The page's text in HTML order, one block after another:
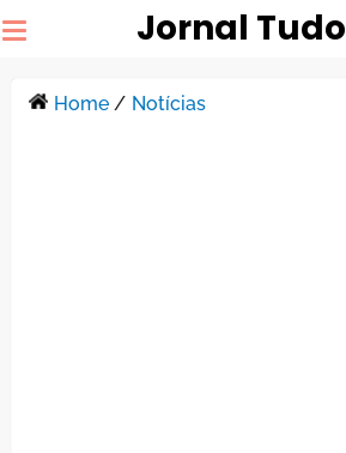
Jornal Tudo
Home/ Notícias